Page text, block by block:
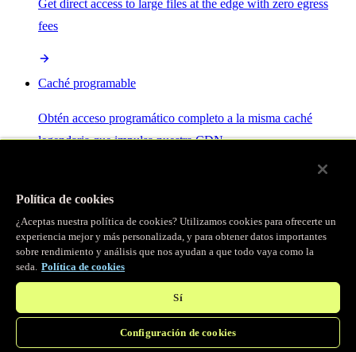
Get direct access to large files at the edge with zero egress
fees
Caché programable
Obtén acceso programático completo a la misma caché
legendaria que impulsa nuestra CDN.
Servidor MCP
Control por IA para tus servicios Fastly.
Política de cookies
¿Aceptas nuestra política de cookies? Utilizamos cookies para ofrecerte un
experiencia mejor y más personalizada, y para obtener datos importantes
sobre rendimiento y análisis que nos ayudan a que todo vaya como la
seda. Política de cookies
Sí
Configuración de cookies